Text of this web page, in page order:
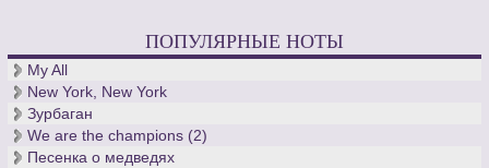
ПОПУЛЯРНЫЕ НОТЫ
My All
New York, New York
Зурбаган
We are the champions (2)
Песенка о медведях